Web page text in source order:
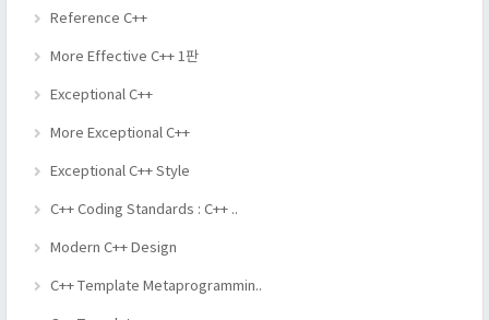
Reference C++
More Effective C++ 1판
Exceptional C++
More Exceptional C++
Exceptional C++ Style
C++ Coding Standards : C++ ..
Modern C++ Design
C++ Template Metaprogrammin..